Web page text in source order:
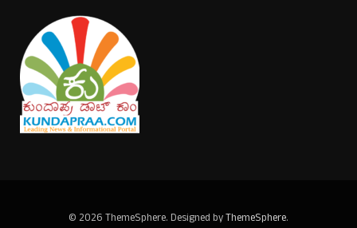
© 2026 ThemeSphere. Designed byThemeSphere.